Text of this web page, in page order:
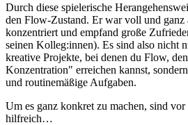
Durch diese spielerische
den Flow-Zustand. Er war voll und ganz
konzentriert und empfand große
seinen Kolleg:innen). Es sind also nicht
kreative Projekte, bei denen du Flow,
Konzentration" erreichen kannst,
und routinemäßige Aufgaben.
Um es ganz konkret zu machen, sind
hilfreich…